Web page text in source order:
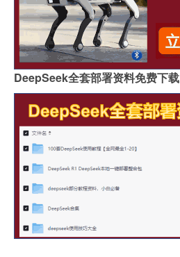
DeepSeek全套部署资料免费下载